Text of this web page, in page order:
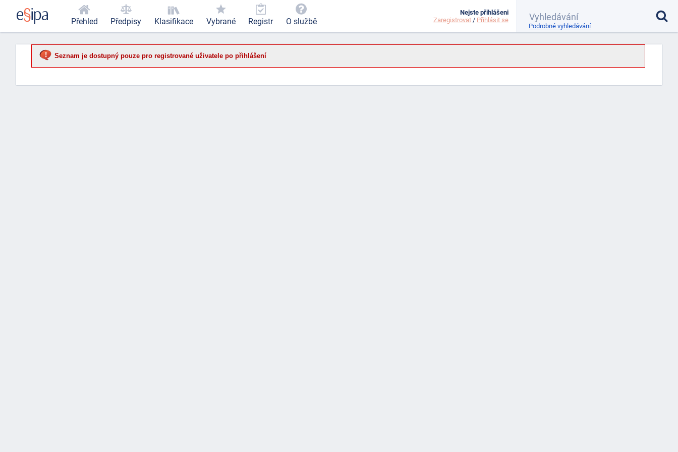
Seznam je dostupný pouze pro registrované uživatele po přihlášení
Přehled Předpisy Klasifikace Vybrané Registr O službě
Nejste přihlášeni
Zaregistrovat / Přihlásit se
Podrobné vyhledávání